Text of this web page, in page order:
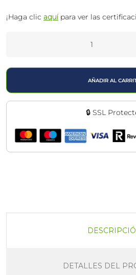
¡Haga clic aquí para ver las
AÑADIR AL
🔒 SSL
DETALLES DEL